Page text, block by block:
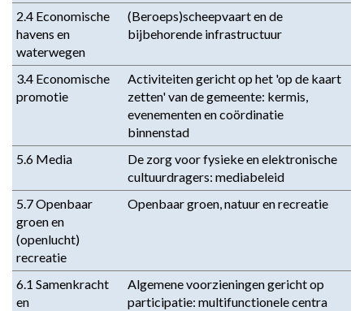
2.4 Economische
havens en
waterwegen
(Beroeps)scheepvaart en de
bijbehorende infrastructuur
3.4 Economische
promotie
Activiteiten gericht op het 'op de kaart
zetten' van de gemeente: kermis,
evenementen en coördinatie
binnenstad
5.6 Media
De zorg voor fysieke en elektronische
cultuurdragers: mediabeleid
5.7 Openbaar
groen en
(openlucht)
recreatie
Openbaar groen, natuur en recreatie
6.1 Samenkracht
en
Algemene voorzieningen gericht op
participatie: multifunctionele centra